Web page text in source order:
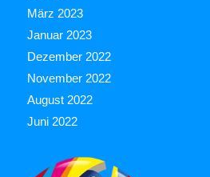
März 2023
Januar 2023
Dezember 2022
November 2022
August 2022
Juni 2022